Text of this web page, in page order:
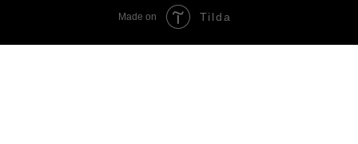
Made on Tilda